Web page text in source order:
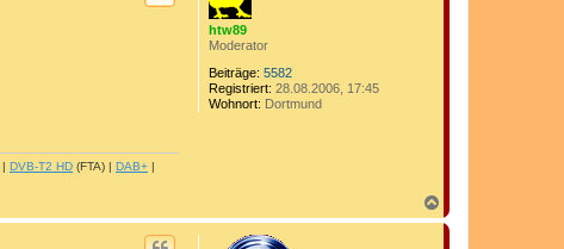
htw89
Moderator
Beiträge: 5582
Registriert: 28.08.2006, 17:45
Wohnort: Dortmund
| DVB-T2 HD (FTA) | DAB+ |
a
c